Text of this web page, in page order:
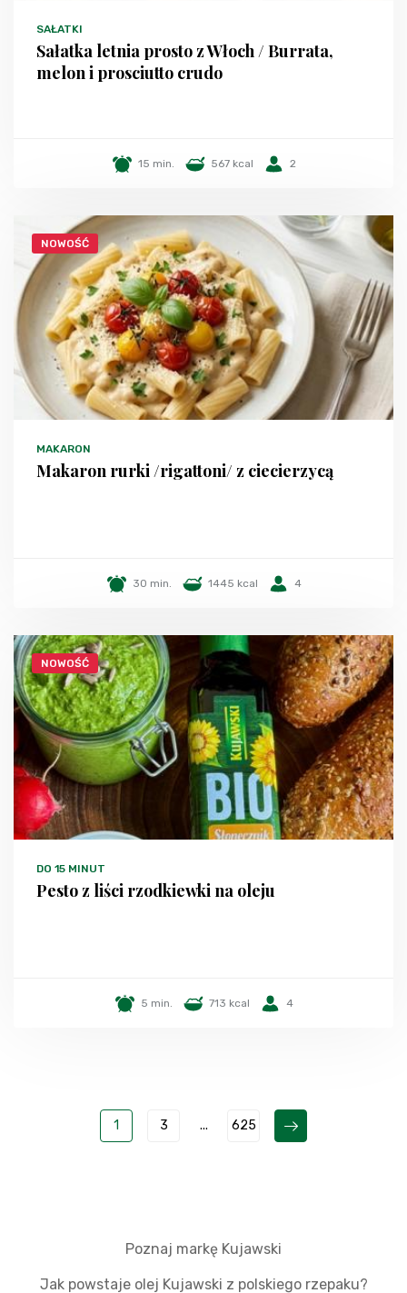
SAŁATKI
Sałatka letnia prosto z Włoch / Burrata,
melon i prosciutto crudo
15 min. 567 kcal 2
NOWOŚĆ
MAKARON
Makaron rurki /rigattoni/ z ciecierzycą
30 min. 1445 kcal 4
NOWOŚĆ
DO 15 MINUT
Pesto z liści rzodkiewki na oleju
5 min. 713 kcal 4
1 3 ... 625
Poznaj markę Kujawski
Jak powstaje olej Kujawski z polskiego rzepaku?